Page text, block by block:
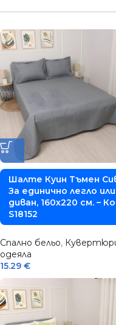
Шалте Куин Тъмен
За единично легло или
диван, 160х220 см. –
S18152
Спално бельо,
одеяла
15.29 €